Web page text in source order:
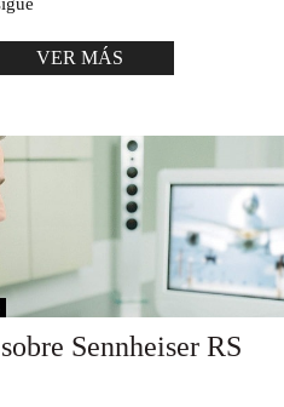
VER MÁS
Sennheiser RS